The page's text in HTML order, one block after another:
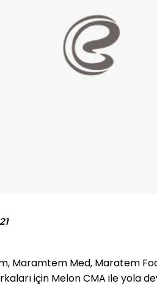
Maramtem Med, Maratem
için Melon CMA ile yola